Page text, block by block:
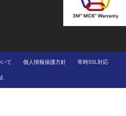
て 個人情報保護方針 常時SSL対応